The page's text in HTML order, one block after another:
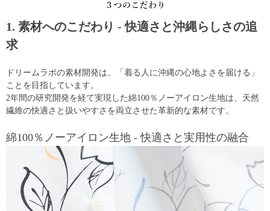
1. 素材へのこだわり - 快適さと沖縄らしさの追
求
ドリームラボの素材開発は、「着る人に沖縄の心地よさを届ける」
ことを目指しています。
2年間の研究開発を経て実現した綿100％ノーアイロン生地は、天然
繊維の快適さと扱いやすさを両立させた革新的な素材です。
綿100％ノーアイロン生地 - 快適さと実用性の融合